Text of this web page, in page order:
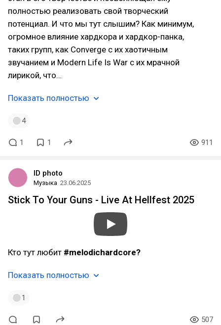
полностью реализовать свой творческий
потенциал. И что мы тут слышим? Как минимум,
огромное влияние хардкора и хардкор-панка,
таких групп, как Converge с их хаотичным
звучанием и Modern Life Is War с их мрачной
лирикой, что…
Показать полностью
4
1 1 911
ID photo
Музыка 23.06.2025
Stick To Your Guns - Live At Hellfest 2025
Кто тут любит #melodichardcore?
Показать полностью
1
507